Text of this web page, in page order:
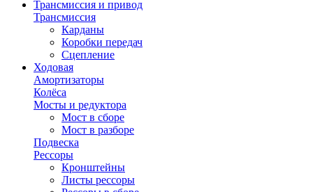
Трансмиссия и привод
Трансмиссия
Карданы
Коробки передач
Сцепление
Ходовая
Амортизаторы
Колёса
Мосты и редуктора
Мост в сборе
Мост в разборе
Подвеска
Рессоры
Кронштейны
Листы рессоры